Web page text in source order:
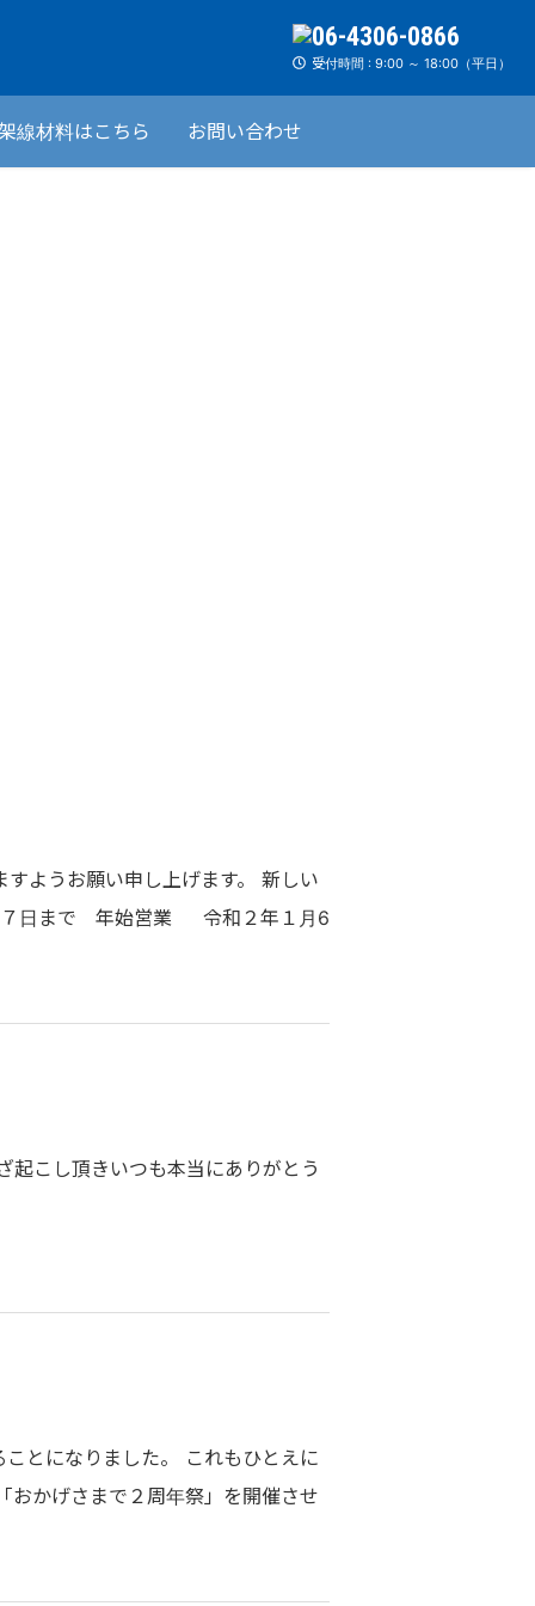
受付時間 : 9:00 ～ 18:00（平日）
線材料はこちら お問い合わせ
ようお願い申し上げます。 新しい
７日まで 年始営業 令和２年１月6
起こし頂きいつも本当にありがとう
とになりました。 これもひとえに
おかげさまで２周年祭」を開催させ